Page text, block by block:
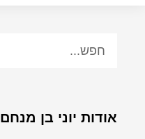
אודות יוני בן מנחם